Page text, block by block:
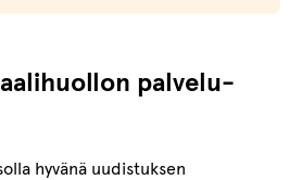
palvelu-
hyvänä uudistuksen